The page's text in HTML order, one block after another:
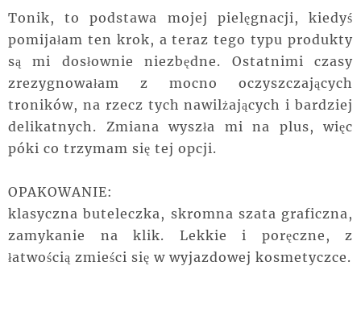
Tonik, to podstawa mojej pielęgnacji, kiedyś
pomijałam ten krok, a teraz tego typu produkty
są mi dosłownie niezbędne. Ostatnimi czasy
zrezygnowałam z mocno oczyszczających
troników, na rzecz tych nawilżających i bardziej
delikatnych. Zmiana wyszła mi na plus, więc
póki co trzymam się tej opcji.
OPAKOWANIE:
klasyczna buteleczka, skromna szata graficzna,
zamykanie na klik. Lekkie i poręczne, z
łatwością zmieści się w wyjazdowej kosmetyczce.